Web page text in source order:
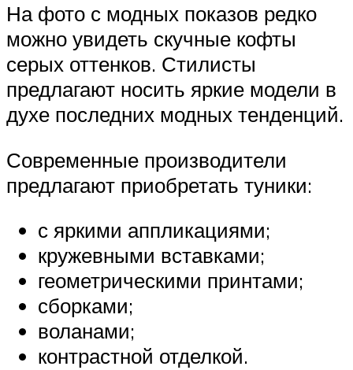
На фото с модных показов редко
можно увидеть скучные кофты
серых оттенков. Стилисты
предлагают носить яркие модели в
духе последних модных тенденций.
Современные производители
предлагают приобретать туники:
с яркими аппликациями;
кружевными вставками;
геометрическими принтами;
сборками;
воланами;
контрастной отделкой.